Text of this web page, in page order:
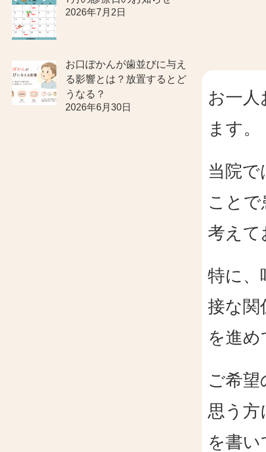
2026年7月2日
お口ぽかんが歯並びに与え
る影響とは？放置するとど
うなる？
2026年6月30日
お一
ます。
当院
こと
考えて
特に、
接な関
を進
ご希
思う方
を書
立
活
活
科
症
紹
康
調
査
表
５】
歯
セ
ミ
の
い